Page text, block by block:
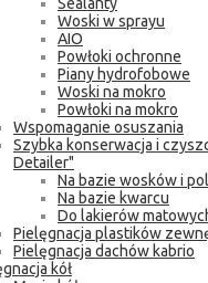
Woski w sprayu
AIO
Powłoki ochronne
Piany hydrofobowe
Woski na mokro
Powłoki na mokro
Wspomaganie osuszania
Szybka konserwacja i
Detailer"
Na bazie wosków i
Na bazie kwarcu
Do lakierów
Pielęgnacja plastików
Pielęgnacja dachów kabrio
kół